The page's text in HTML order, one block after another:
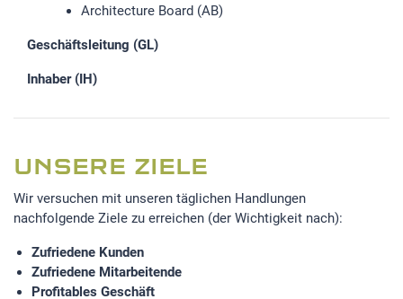
Architecture Board (AB)
Geschäftsleitung (GL)
Inhaber (IH)
UNSERE ZIELE
Wir versuchen mit unseren täglichen Handlungen
nachfolgende Ziele zu erreichen (der Wichtigkeit nach):
Zufriedene Kunden
Zufriedene Mitarbeitende
Profitables Geschäft